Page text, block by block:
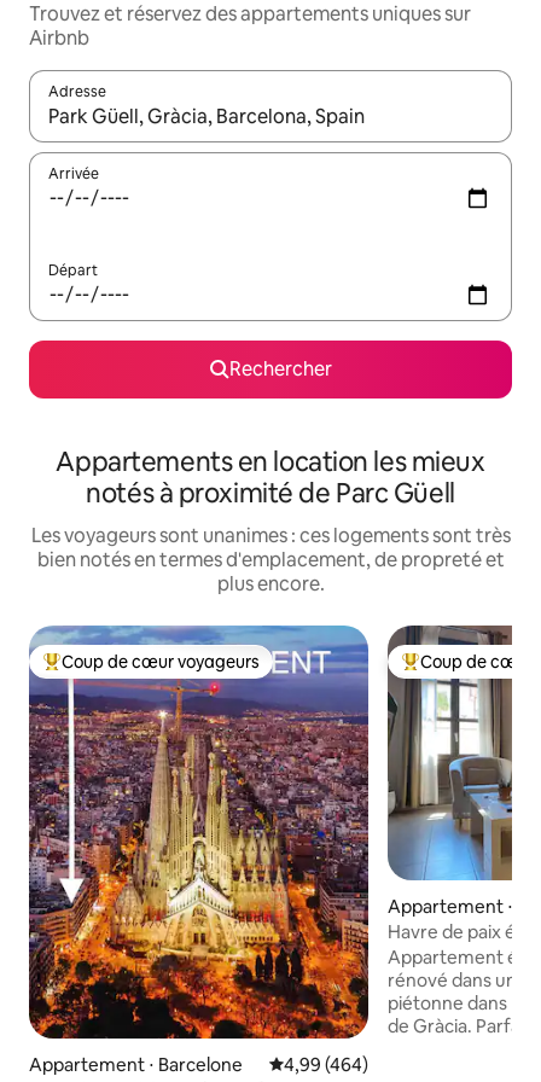
Trouvez et réservez des appartements uniques sur
Airbnb
Adresse
Lorsque les résultats s'affichent, utilisez les flèches vers le
Arrivée
Départ
Rechercher
Appartements en location les mieux
notés à proximité de Parc Güell
Les voyageurs sont unanimes : ces logements sont très
bien notés en termes d'emplacement, de propreté et
plus encore.
Coups de cœur voyageurs les plus appréciés
Coup de cœur voyageurs
Appartement ⋅ Barcelone Évaluation moyenne sur la
4,99 (464)
Coups de cœur
Coup de cœur
Appartement ⋅
Havre de paix
Família
Appartement
rénové dans une
piétonne dans
de Gràcia.